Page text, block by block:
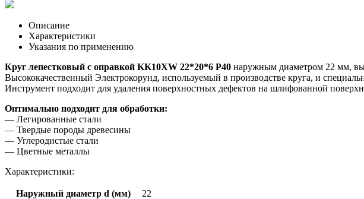
Описание
Характеристики
Указания по применению
Круг лепестковый с оправкой KK10XW 22*20*6 Р40 наружным диаметром 22 мм,
Высококачественный Электрокорунд, используемый в производстве круга, и
Инструмент подходит для удаления поверхностных дефектов на шлифованной
Оптимально подходит для обработки:
— Легированные стали
— Твердые породы древесины
— Углеродистые стали
— Цветные металлы
Характеристики:
Наружный диаметр d (мм) 22